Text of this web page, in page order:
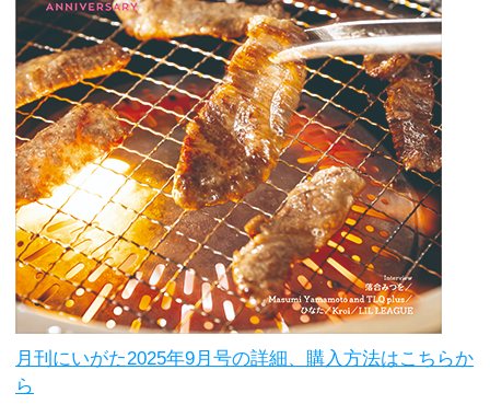
月刊にいがた2025年9月号の詳細、購入方法はこちらか
ら